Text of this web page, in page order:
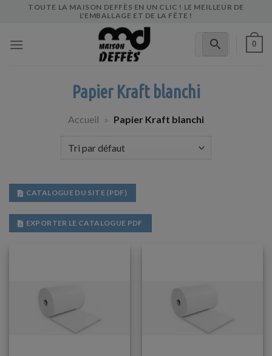
TOUTE LA MAISON DEFFÈS EN UN CLIC ! LE MEILLEUR DE
L'EMBALLAGE ET DE LA FÊTE !
0
Papier Kraft blanchi
Accueil » Papier Kraft blanchi
CATALOGUE DU SITE (PDF)
EXPORTER LE CATALOGUE PDF